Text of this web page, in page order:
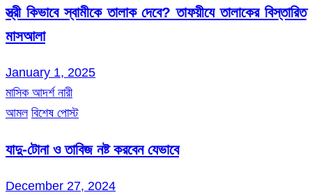
স্ত্রী কিভাবে স্বামীকে তালাক দেবে? তাফয়ীযে তালাকের বিস্তারিত
মাসআলা
January 1, 2025
মাসিক আদর্শ নারী
আমল বিশেষ পোস্ট
যাদু-টোনা ও তাবিজ নষ্ট করবেন যেভাবে
December 27, 2024